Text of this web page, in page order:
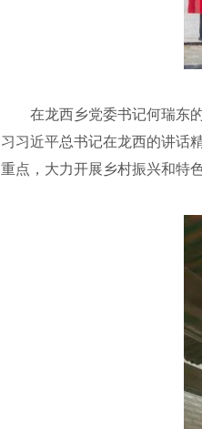
在龙西乡党委书记何瑞东的
习习近平总书记在龙西的讲话
重点，大力开展乡村振兴和特